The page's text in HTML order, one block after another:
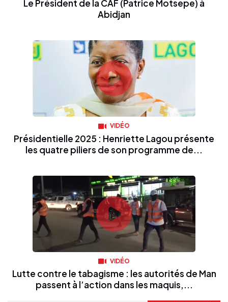
Le Président de la CAF (Patrice Motsepe) à
Abidjan
VIDÉO
Présidentielle 2025 : Henriette Lagou présente
les quatre piliers de son programme de...
VIDÉO
Lutte contre le tabagisme : les autorités de Man
passent à l’action dans les maquis,...